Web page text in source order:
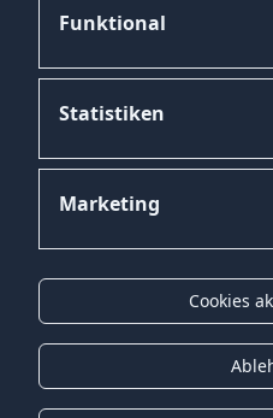
Funktional
Statistiken
Marketing
Cookies